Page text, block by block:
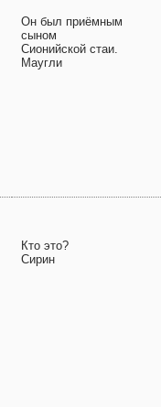
Он был приёмным
сыном
Сионийской стаи.
Маугли
Кто это?
Сирин